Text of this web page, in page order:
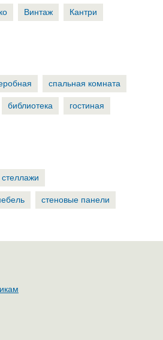
Винтаж
Кантри
спальная комната
библиотека
гостиная
стеллажи
стеновые панели